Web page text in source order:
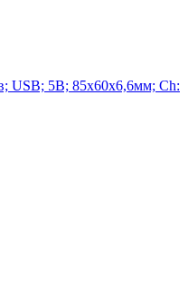
USB; 5В; 85x60x6,6мм; Ch: